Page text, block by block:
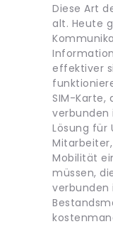
Diese Art
alt. Heute
effektiver
SIM-Karte,
verbunden
Lösung für
Mobilität
müssen,
verbunden